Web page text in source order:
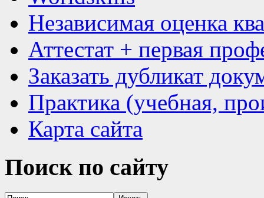
Независимая оценка
Аттестат + первая
Заказать дубликат
Практика (учебная,
Карта сайта
Поиск по сайту